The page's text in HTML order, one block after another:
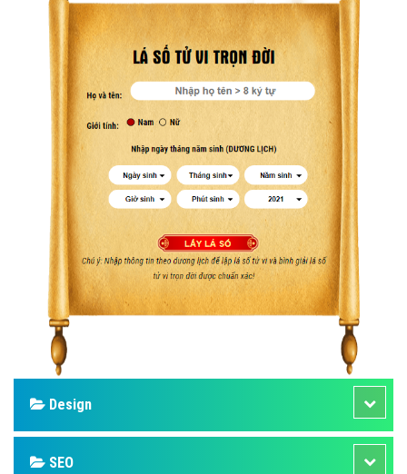
Design
SEO